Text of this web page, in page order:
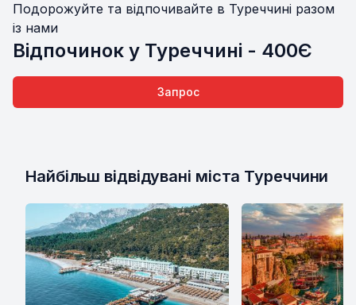
Подорожуйте та відпочивайте в Туреччині разом
із нами
Відпочинок у Туреччині - 400Є
Запрос
Найбільш відвідувані міста Туреччини